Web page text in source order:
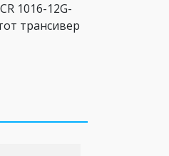
1016-12G-
трансивер